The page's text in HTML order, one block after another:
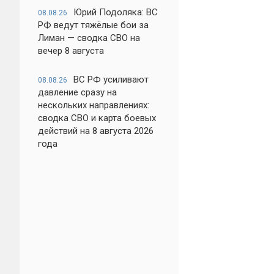
08.08.26
Юрий Подоляка: ВС
РФ ведут тяжёлые бои за
Лиман — сводка СВО на
вечер 8 августа
08.08.26
ВС РФ усиливают
давление сразу на
нескольких направлениях:
сводка СВО и карта боевых
действий на 8 августа 2026
года